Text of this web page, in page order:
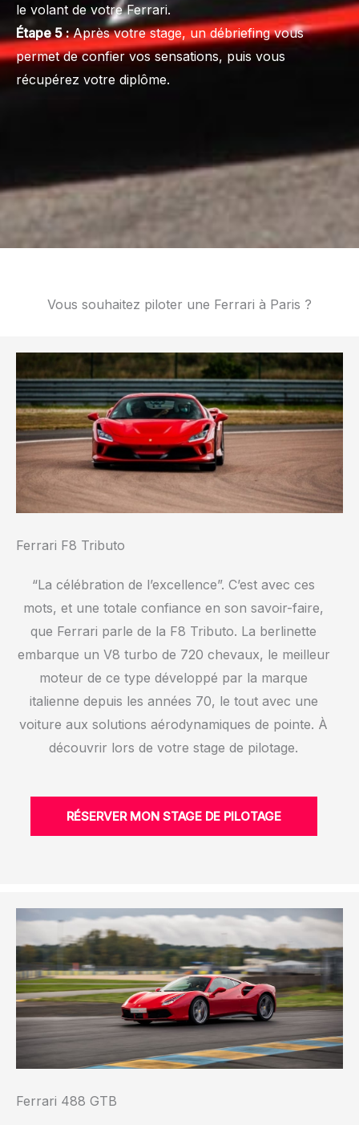
le volant de votre Ferrari.
Étape 5 :Après votre stage, un débriefing vous
permet de confier vos sensations, puis vous
récupérez votre diplôme.
Vous souhaitez piloter une Ferrari à Paris ?
Ferrari F8 Tributo
“La célébration de l’excellence”. C’est avec ces
mots, et une totale confiance en son savoir-faire,
que Ferrari parle de la F8 Tributo. La berlinette
embarque un V8 turbo de 720 chevaux, le meilleur
moteur de ce type développé par la marque
italienne depuis les années 70, le tout avec une
voiture aux solutions aérodynamiques de pointe. À
découvrir lors de votre stage de pilotage.
RÉSERVER MON STAGE DE PILOTAGE
Ferrari 488 GTB